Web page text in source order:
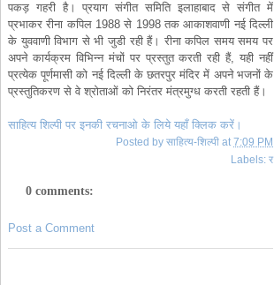
पकड़ गहरी है। प्रयाग संगीत समिति इलाहाबाद से संगीत में
प्रभाकर रीना कपिल 1988 से 1998 तक आकाशवाणी नई दिल्ली
के युववाणी विभाग से भी जुडी रही हैं। रीना कपिल समय समय पर
अपने कार्यक्रम विभिन्न मंचों पर प्रस्तुत करती रही हैं, यही नहीं
प्रत्येक पूर्णमासी को नई दिल्ली के छतरपुर मंदिर में अपने भजनों के
प्रस्तुतिकरण से वे श्रोताओं को निरंतर मंत्रमुग्ध करती रहती हैं।
साहित्य शिल्पी पर इनकी रचनाओ के लिये यहाँ क्लिक करें।
Posted by साहित्य-शिल्पी at 7:09 PM
Labels: र
0 comments:
Post a Comment